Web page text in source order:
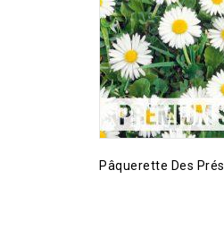
Pâquerette Des Prés